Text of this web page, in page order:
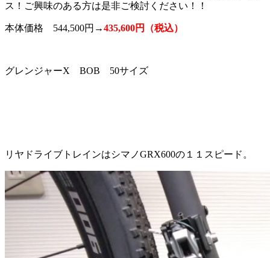
ス！ご興味のある方は是非ご検討ください！！
本体価格 544,500円→435,600円（税込）
グレンジャーX BOB 50サイズ
リヤドライブトレインはシマノGRX600の１１スピード。